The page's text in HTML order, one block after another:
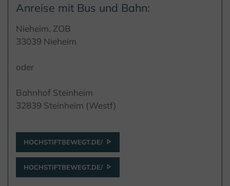
Anreise mit Bus und Bahn:
Nieheim, ZOB
33039 Nieheim
oder
Bahnhof Steinheim
32839 Steinheim (Westf)
HOCHSTIFTBEWEGT.DE/
HOCHSTIFTBEWEGT.DE/